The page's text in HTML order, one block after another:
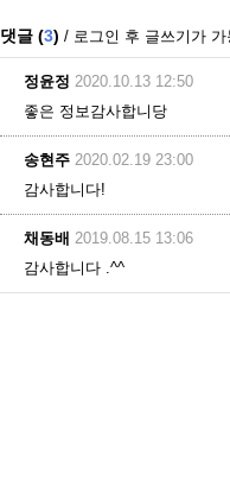
댓글 (3) / 로그인 후 글쓰기가 가
정윤정 2020.10.13 12:50
좋은 정보감사합니당
송현주 2020.02.19 23:00
감사합니다!
채동배 2019.08.15 13:06
감사합니다 .^^